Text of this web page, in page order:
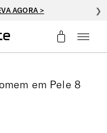
AGORA > ❯
em Pele 8